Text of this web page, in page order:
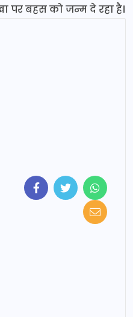
पर बहस को जन्म दे रहा है।